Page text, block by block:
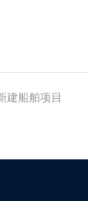
建船舶项目